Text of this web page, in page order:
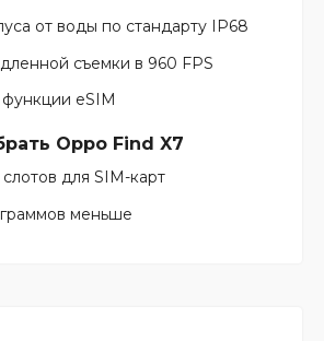
от воды по стандарту IP68
съемки в 960 FPS
eSIM
Oppo Find X7
для SIM-карт
меньше